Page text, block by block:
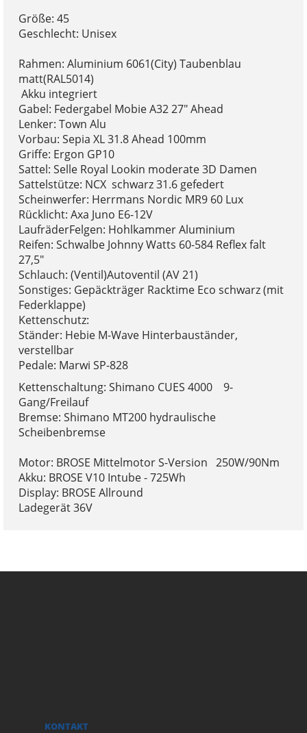
Größe: 45
Geschlecht: Unisex
Rahmen: Aluminium 6061(City) Taubenblau
matt(RAL5014)
Akku integriert
Gabel: Federgabel Mobie A32 27" Ahead
Lenker: Town Alu
Vorbau: Sepia XL 31.8 Ahead 100mm
Griffe: Ergon GP10
Sattel: Selle Royal Lookin moderate 3D Damen
Sattelstütze: NCX schwarz 31.6 gefedert
Scheinwerfer: Herrmans Nordic MR9 60 Lux
Rücklicht: Axa Juno E6-12V
LaufräderFelgen: Hohlkammer Aluminium
Reifen: Schwalbe Johnny Watts 60-584 Reflex falt
27,5"
Schlauch: (Ventil)Autoventil (AV 21)
Sonstiges: Gepäckträger Racktime Eco schwarz (mit
Federklappe)
Kettenschutz:
Ständer: Hebie M-Wave Hinterbauständer,
verstellbar
Pedale: Marwi SP-828
Kettenschaltung: Shimano CUES 4000 9-
Gang/Freilauf
Bremse: Shimano MT200 hydraulische
Scheibenbremse
Motor: BROSE Mittelmotor S-Version 250W/90Nm
Akku: BROSE V10 Intube - 725Wh
Display: BROSE Allround
Ladegerät 36V
KONTAKT